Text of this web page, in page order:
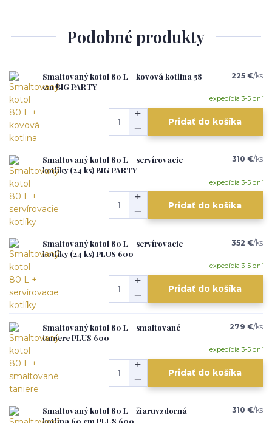
Podobné produkty
Smaltovaný kotol 80 L + kovová kotlina 58
cm BIG PARTY
225 €/ks
expedícia 3-5 dní
Pridať do košíka
Smaltovaný kotol 80 L + servírovacie
kotlíky (24 ks) BIG PARTY
310 €/ks
expedícia 3-5 dní
Pridať do košíka
Smaltovaný kotol 80 L + servírovacie
kotlíky (24 ks) PLUS 600
352 €/ks
expedícia 3-5 dní
Pridať do košíka
Smaltovaný kotol 80 L + smaltované
taniere PLUS 600
279 €/ks
expedícia 3-5 dní
Pridať do košíka
Smaltovaný kotol 80 L + žiaruvzdorná
310 €/ks